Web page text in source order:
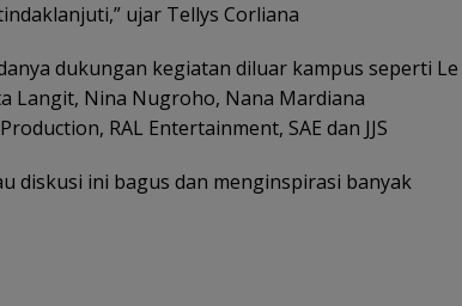
ujar Tellys Corliana
dukungan kegiatan diluar kampus seperti Le
Langit, Nina Nugroho, Nana Mardiana
RAL Entertainment, SAE dan JJS
diskusi ini bagus dan menginspirasi banyak